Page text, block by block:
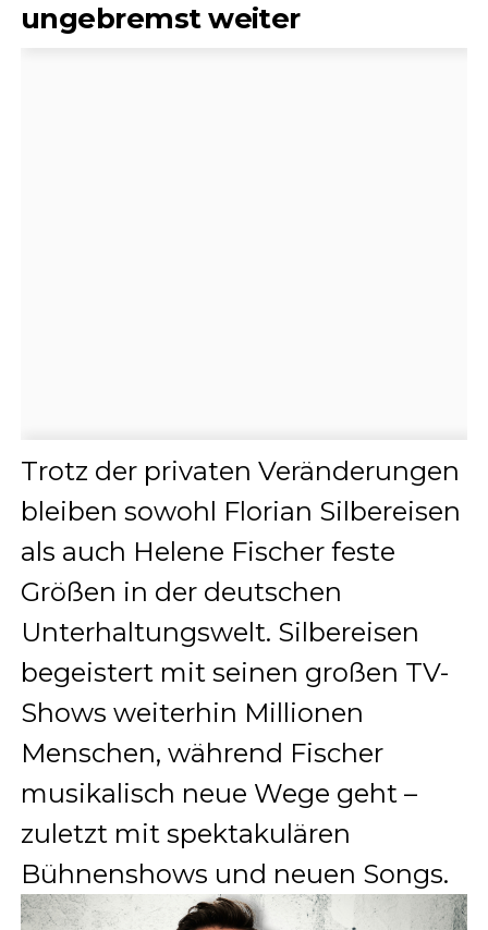
ungebremst weiter
Trotz der privaten Veränderungen
bleiben sowohl Florian Silbereisen
als auch Helene Fischer feste
Größen in der deutschen
Unterhaltungswelt. Silbereisen
begeistert mit seinen großen TV-
Shows weiterhin Millionen
Menschen, während Fischer
musikalisch neue Wege geht –
zuletzt mit spektakulären
Bühnenshows und neuen Songs.